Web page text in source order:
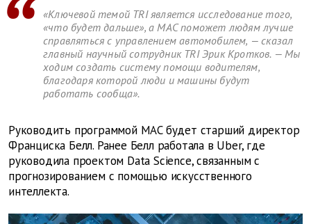
«Ключевой темой TRI является исследование того,
«что будет дальше», а MAC поможет людям лучше
справляться с управлением автомобилем, — сказал
главный научный сотрудник TRI Эрик Кротков. — Мы
ходим создать систему помощи водителям,
благодаря которой люди и машины будут
работать сообща».
Руководить программой MAC будет старший директор
Франциска Белл. Ранее Белл работала в Uber, где
руководила проектом Data Science, связанным с
прогнозированием с помощью искусственного
интеллекта.